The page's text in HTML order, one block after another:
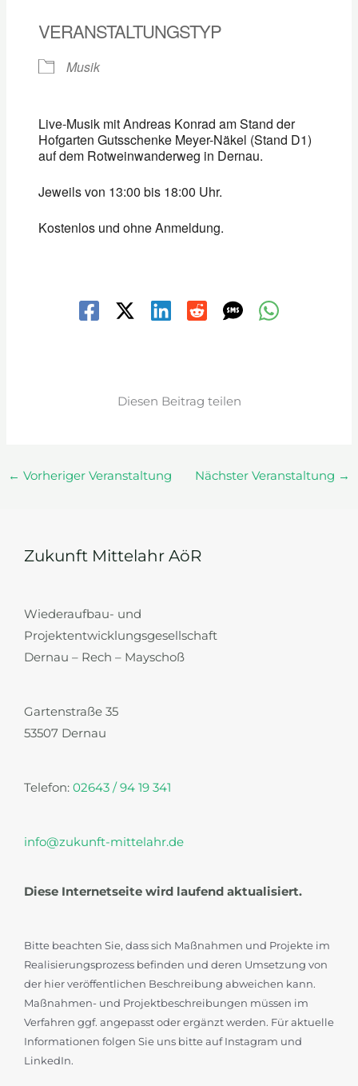
VERANSTALTUNGSTYP
Musik
Live-Musik mit Andreas Konrad am Stand der
Hofgarten Gutsschenke Meyer-Näkel (Stand D1)
auf dem Rotweinwanderweg in Dernau.
Jeweils von 13:00 bis 18:00 Uhr.
Kostenlos und ohne Anmeldung.
Diesen Beitrag teilen
← Vorheriger Veranstaltung Nächster Veranstaltung →
Zukunft Mittelahr AöR
Wiederaufbau- und
Projektentwicklungsgesellschaft
Dernau – Rech – Mayschoß
Gartenstraße 35
53507 Dernau
Telefon: 02643 / 94 19 341
info@zukunft-mittelahr.de
Diese Internetseite wird laufend aktualisiert.
Bitte beachten Sie, dass sich Maßnahmen und Projekte im
Realisierungsprozess befinden und deren Umsetzung von
der hier veröffentlichen Beschreibung abweichen kann.
Maßnahmen- und Projektbeschreibungen müssen im
Verfahren ggf. angepasst oder ergänzt werden. Für aktuelle
Informationen folgen Sie uns bitte auf Instagram und
LinkedIn.